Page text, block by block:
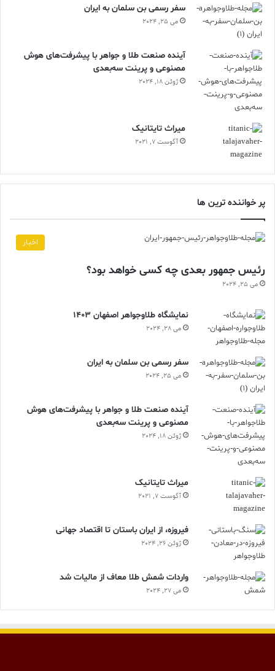
سفر رسمی بن سلمان به ایران
می 25, 2024
آینده صنعت طلا و جواهر با پیشرفت‌های هوش
مصنوعی و پرینت سه‌بعدی
ژوئن 18, 2024
ميراث تايتانيک
آگوست 7, 2021
پر خواننده ترین ها
اخبار
رئیس جمهور بعدی چه کسی خواهد بود؟
می 25, 2024
نمایشگاه طلاوجواهر اصفهان 1403
می 28, 2024
سفر رسمی بن سلمان به ایران
می 25, 2024
آینده صنعت طلا و جواهر با پیشرفت‌های هوش
مصنوعی و پرینت سه‌بعدی
ژوئن 18, 2024
ميراث تايتانيک
آگوست 7, 2021
فیروزه، از ایران باستان تا اقتصاد جهانی
ژوئن 26, 2024
واردات شمش طلا معاف از مالیات شد
می 27, 2024